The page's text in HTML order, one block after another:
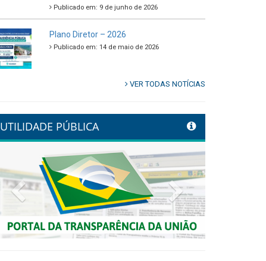
Publicado em: 9 de junho de 2026
Plano Diretor – 2026
Publicado em: 14 de maio de 2026
VER TODAS NOTÍCIAS
UTILIDADE PÚBLICA
Previous Next